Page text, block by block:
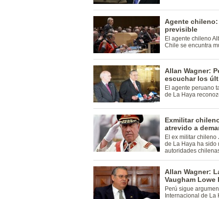
Agente
previsible
El agente chileno
Chile se encuntra
Allan Wagner:
escuchar los
El agente peruano
de La Haya
Exmilitar
atrevido a
El ex militar
de La Haya ha sido
autoridades
Allan Wagner:
Vaugham Lowe
Perú sigue
Internacional de La